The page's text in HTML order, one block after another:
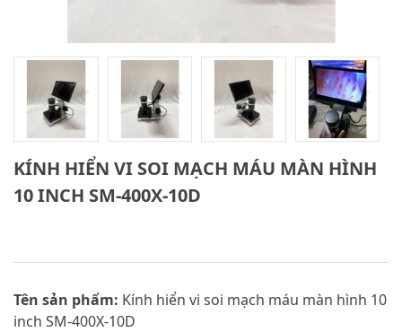
KÍNH HIỂN VI SOI MẠCH MÁU MÀN HÌNH
10 INCH SM-400X-10D
Tên sản phẩm: Kính hiển vi soi mạch máu màn hình 10
inch SM-400X-10D